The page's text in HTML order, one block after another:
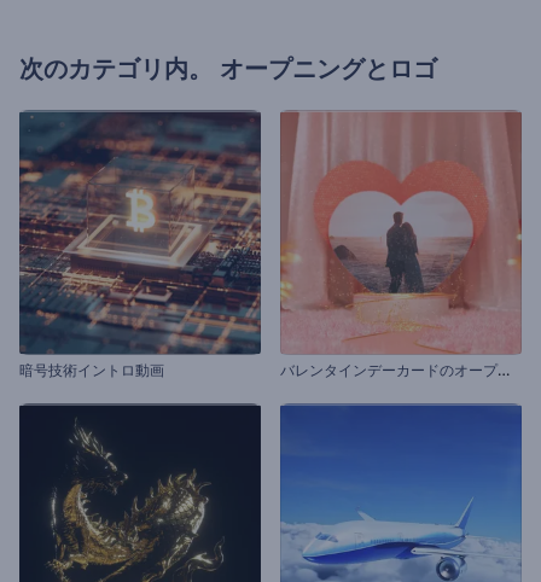
次のカテゴリ内。 オープニングとロゴ
暗号技術イントロ動画 バ
レンタインデーカードのオープニング動画